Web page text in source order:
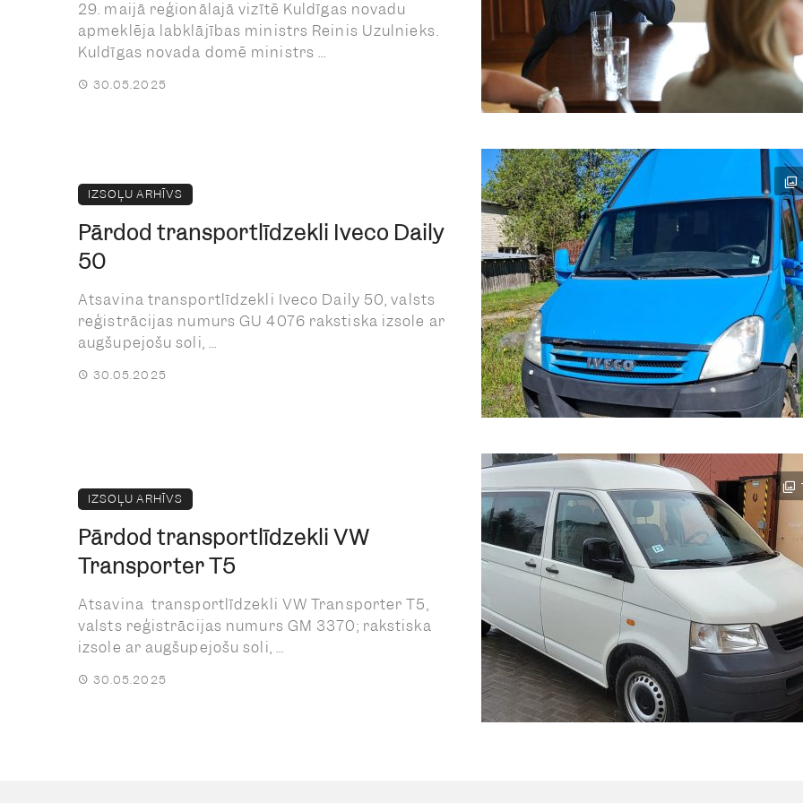
29. maijā reģionālajā vizītē Kuldīgas novadu
apmeklēja labklājības ministrs Reinis Uzulnieks.
Kuldīgas novada domē ministrs ...
30.05.2025
IZSOĻU ARHĪVS
Pārdod transportlīdzekli Iveco Daily
50
Atsavina transportlīdzekli Iveco Daily 50, valsts
reģistrācijas numurs GU 4076 rakstiska izsole ar
augšupejošu soli, ...
30.05.2025
IZSOĻU ARHĪVS
Pārdod transportlīdzekli VW
Transporter T5
Atsavina transportlīdzekli VW Transporter T5,
valsts reģistrācijas numurs GM 3370; rakstiska
izsole ar augšupejošu soli, ...
30.05.2025